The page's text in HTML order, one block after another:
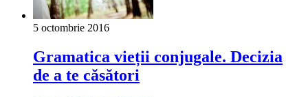
5 octombrie 2016
Gramatica vieții conjugale. Decizia
de a te căsători